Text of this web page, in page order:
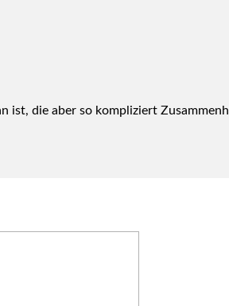
ist, die aber so kom­pli­ziert